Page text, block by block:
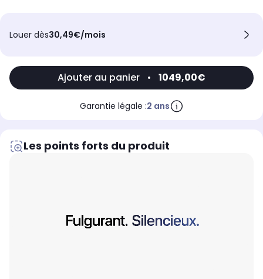
Louer dès30,49€/mois
Ajouter au panier • 1049,00€
Garantie légale :2 ans
Les points forts du produit